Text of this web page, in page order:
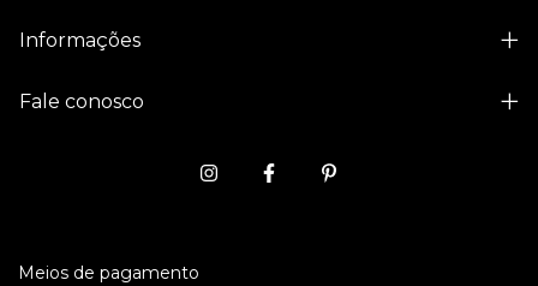
Informações
Fale conosco
Meios de pagamento